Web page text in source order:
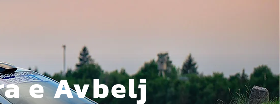
e Avbelj